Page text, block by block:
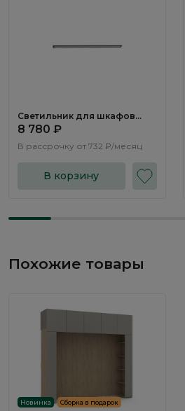
Светильник для шкафов
SV584
8 780 ₽
В рассрочку от 732 ₽/месяц
В корзину
Похожие товары
Новинка Сборка в подарок